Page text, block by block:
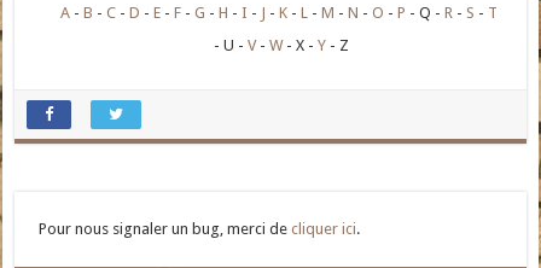
A B C D E F G H I J K L M N O P Q R S
T
U
V W X Y Z
Pour nous signaler un bug, merci decliquer ici.